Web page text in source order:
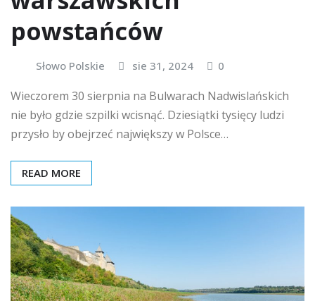
powstańców
Słowo Polskie sie 31, 2024 0
Wieczorem 30 sierpnia na Bulwarach Nadwislańskich
nie było gdzie szpilki wcisnąć. Dziesiątki tysięcy ludzi
przysło by obejrzeć największy w Polsce…
READ MORE